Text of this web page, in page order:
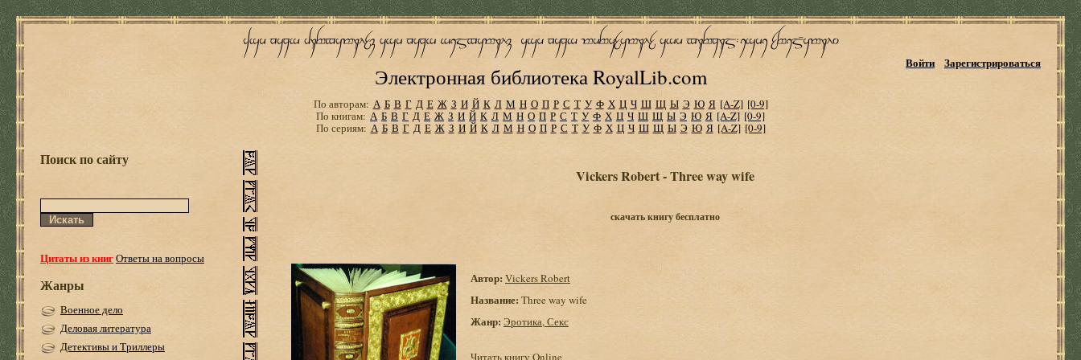
Электронная библиотека RoyalLib.com
Войти Зарегистрироваться
По авторам: А Б В Г Д Е Ж З И Й К Л М Н О П Р С Т У Ф Х Ц Ч Ш Щ Ы Э Ю Я [A-Z] [0-9]
По книгам: А Б В Г Д Е Ж З И Й К Л М Н О П Р С Т У Ф Х Ц Ч Ш Щ Ы Э Ю Я [A-Z] [0-9]
По сериям: А Б В Г Д Е Ж З И Й К Л М Н О П Р С Т У Ф Х Ц Ч Ш Щ Ы Э Ю Я [A-Z] [0-9]
Поиск по сайту
Цитаты из книгОтветы на вопросы
Жанры
Военное дело
Деловая литература
Детективы и Триллеры
Vickers Robert - Three way wife
скачать книгу бесплатно
Автор: Vickers Robert
Название: Three way wife
Жанр: Эротика, Секс
Читать книгу Online